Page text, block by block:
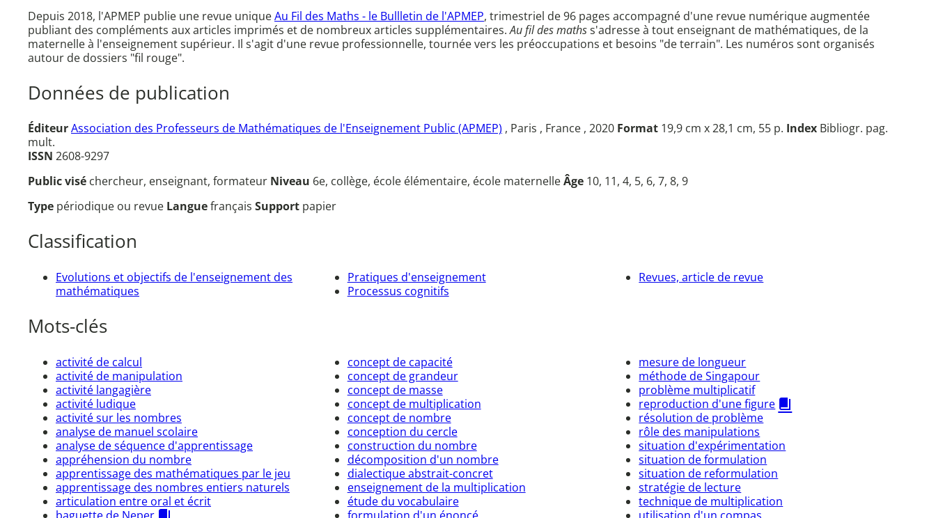
Depuis 2018, l'APMEP publie une revue uniqueAu Fil des Maths - le Bullletin de l'APMEP, trimestriel de 96 pages accompagné d'une revue numérique augmentée
publiant des compléments aux articles imprimés et de nombreux articles supplémentaires.Au fil des mathss'adresse à tout enseignant de mathématiques, de la
maternelle à l'enseignement supérieur. Il s'agit d'une revue professionnelle, tournée vers les préoccupations et besoins "de terrain". Les numéros sont organisés
autour de dossiers "fil rouge".
Données de publication
ÉditeurAssociation des Professeurs de Mathématiques de l'Enseignement Public (APMEP) , Paris , France , 2020 Format 19,9 cm x 28,1 cm, 55 p. Index Bibliogr. pag.
mult.
ISSN 2608-9297
Public visé chercheur, enseignant, formateur Niveau 6e, collège, école élémentaire, école maternelleÂge 10, 11, 4, 5, 6, 7, 8, 9
Type périodique ou revue Languefrançais Support papier
Classification
Evolutions et objectifs de l'enseignement des
mathématiques
Pratiques d'enseignement
Processus cognitifs
Revues, article de revue
Mots-clés
activité de calcul
activité de manipulation
activité langagière
activité ludique
activité sur les nombres
analyse de manuel scolaire
analyse de séquence d'apprentissage
appréhension du nombre
apprentissage des mathématiques par le jeu
apprentissage des nombres entiers naturels
articulation entre oral et écrit
concept de capacité
concept de grandeur
concept de masse
concept de multiplication
concept de nombre
conception du cercle
construction du nombre
décomposition d'un nombre
dialectique abstrait-concret
enseignement de la multiplication
étude du vocabulaire
mesure de longueur
méthode de Singapour
problème multiplicatif
reproduction d'une figure
résolution de problème
rôle des manipulations
situation d'expérimentation
situation de formulation
situation de reformulation
stratégie de lecture
technique de multiplication